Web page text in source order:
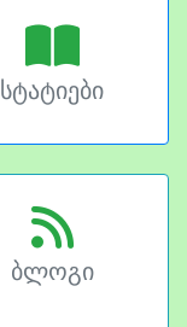
სტატიები
ბლოგი